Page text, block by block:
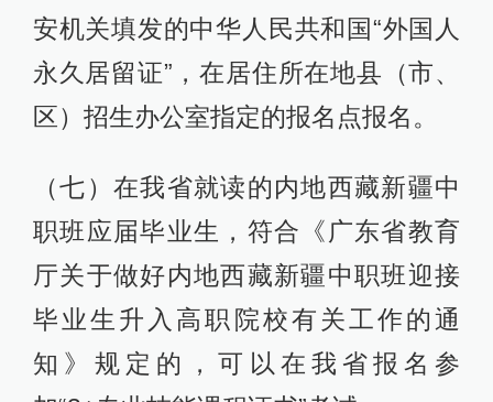
安机关填发的中华人民共和国“外国人
永久居留证”，在居住所在地县（市、
区）招生办公室指定的报名点报名。
（七）在我省就读的内地西藏新疆中
职班应届毕业生，符合《广东省教育
厅关于做好内地西藏新疆中职班迎接
毕业生升入高职院校有关工作的通
知》规定的，可以在我省报名参